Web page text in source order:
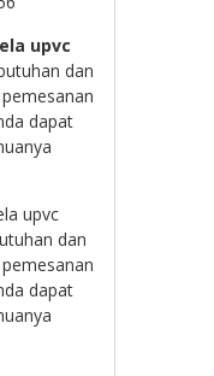
upvc
dan
dapat
upvc
dan
dapat